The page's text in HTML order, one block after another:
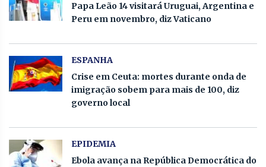
Papa Leão 14 visitará Uruguai, Argentina e
Peru em novembro, diz Vaticano
ESPANHA
Crise em Ceuta: mortes durante onda de
imigração sobem para mais de 100, diz
governo local
EPIDEMIA
Ebola avança na República Democrática do